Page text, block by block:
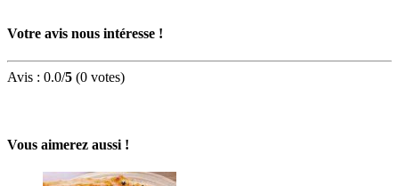
Votre avis nous intéresse !
Avis : 0.0/5 (0 votes)
Vous aimerez aussi !